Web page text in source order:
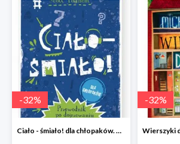
-32%
Ciało - śmiało! dla chłopaków. Przewodnik po dojrzewaniu -32%
-32%